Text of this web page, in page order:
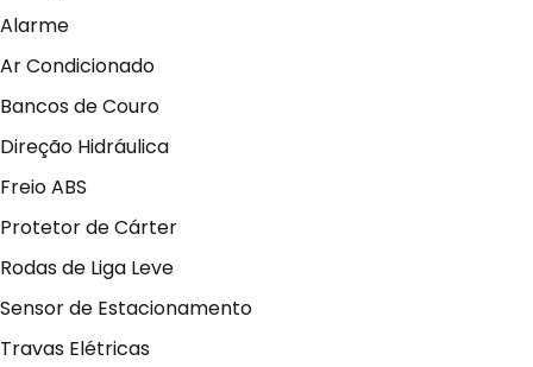
Alarme
Ar Condicionado
Bancos de Couro
Direção Hidráulica
Freio ABS
Protetor de Cárter
Rodas de Liga Leve
Sensor de Estacionamento
Travas Elétricas